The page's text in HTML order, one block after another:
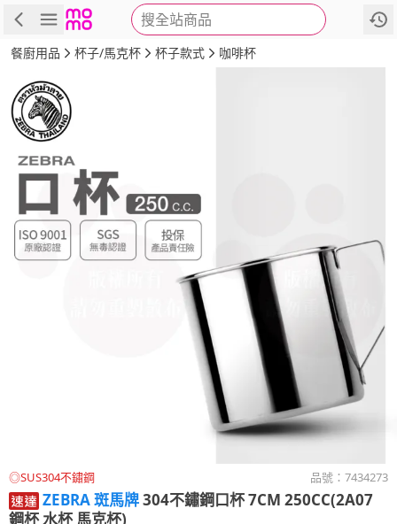
搜全站商品
商品 評價 詳情
餐廚用品 杯子/馬克杯 杯子款式 咖啡杯
◎SUS304不鏽鋼 品號： 7434273
ZEBRA 斑馬牌304不鏽鋼口杯 7CM 250CC(2A07
鋼杯 水杯 馬克杯)